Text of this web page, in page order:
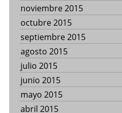
noviembre 2015
octubre 2015
septiembre 2015
agosto 2015
julio 2015
junio 2015
mayo 2015
abril 2015